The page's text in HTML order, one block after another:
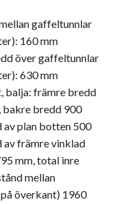
gaffeltunnlar
160 mm
över gaffeltunnlar
630 mm
balja: främre bredd
bakre bredd 900
av plan botten 500
av främre vinklad
mm, total inre
mellan
överkant) 1960